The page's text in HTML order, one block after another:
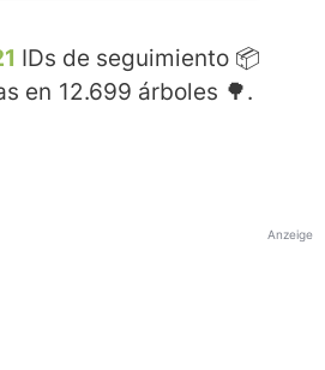
IDs de seguimiento 📦
en 12.699 árboles 🌳.
Anzeige